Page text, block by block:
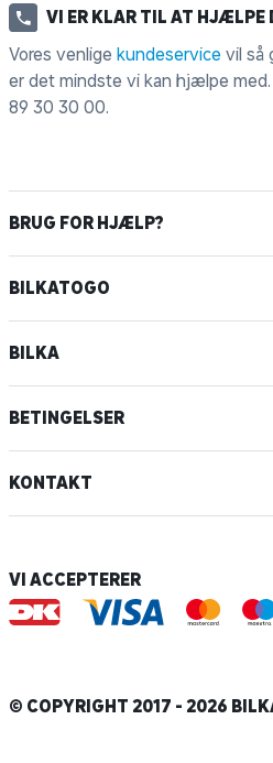
VI ER KLAR TIL AT HJÆLPE
Vores venlige kundeservice vil så
er det mindste vi kan hjælpe med.
89 30 30 00.
BRUG FOR HJÆLP?
BILKATOGO
BILKA
BETINGELSER
KONTAKT
VI ACCEPTERER
© COPYRIGHT 2017 - 2026